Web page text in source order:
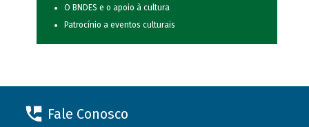
O BNDES e o apoio à cultura
Patrocínio a eventos culturais
Fale Conosco